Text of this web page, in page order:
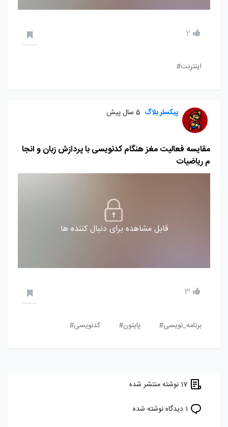
2
اینترنت#
پیکسلر بلاگ 5 سال پیش
مقایسه فعالیت مغز هنگام کدنویسی با پردازش زبان و انجا
م ریاضیات
قابل مشاهده برای دنبال کننده ها
3
برنامه_نویسی# پایتون# کدنویسی#